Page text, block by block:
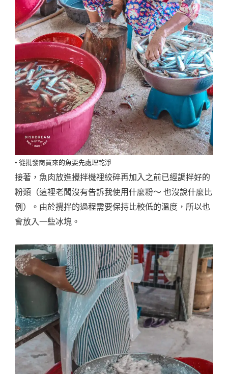
▪️ 從批發商買來的魚要先處理乾淨
接著，魚肉放進攪拌機裡絞碎再加入之前已經調拌好的
粉類（這裡老闆沒有告訴我使用什麼粉～ 也沒說什麼比
例）。由於攪拌的過程需要保持比較低的溫度，所以也
會放入一些冰塊。